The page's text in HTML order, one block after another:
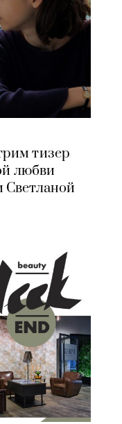
тизер
любви
Светланой